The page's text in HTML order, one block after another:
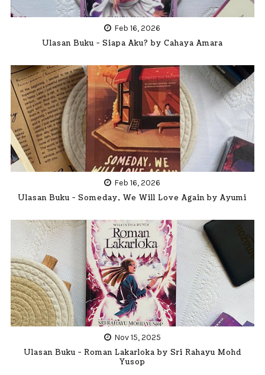
Feb 16, 2026
Ulasan Buku - Siapa Aku? by Cahaya Amara
Feb 16, 2026
Ulasan Buku - Someday, We Will Love Again by Ayumi
Nov 15, 2025
Ulasan Buku - Roman Lakarloka by Sri Rahayu Mohd
Yusop